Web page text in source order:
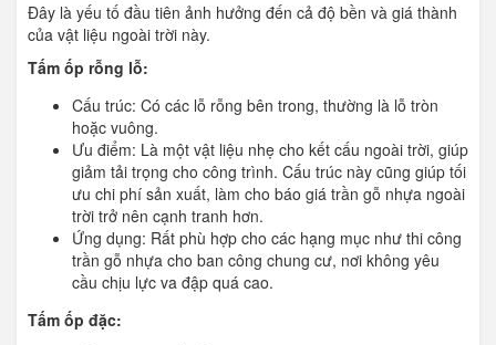
Đây là yếu tố đầu tiên ảnh hưởng đến cả độ bền và giá thành
của vật liệu ngoài trời này.
Tấm ốp rỗng lỗ:
Cấu trúc: Có các lỗ rỗng bên trong, thường là lỗ tròn
hoặc vuông.
Ưu điểm: Là một vật liệu nhẹ cho kết cấu ngoài trời, giúp
giảm tải trọng cho công trình. Cấu trúc này cũng giúp tối
ưu chi phí sản xuất, làm cho báo giá trần gỗ nhựa ngoài
trời trở nên cạnh tranh hơn.
Ứng dụng: Rất phù hợp cho các hạng mục như thi công
trần gỗ nhựa cho ban công chung cư, nơi không yêu
cầu chịu lực va đập quá cao.
Tấm ốp đặc: